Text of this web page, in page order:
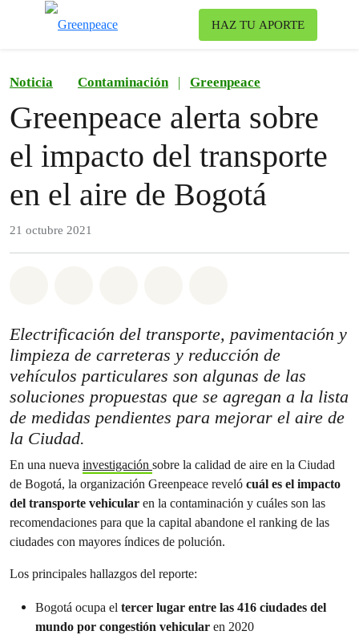
HAZ TU APORTE
Noticia Contaminación | Greenpeace
Greenpeace alerta sobre
el impacto del transporte
en el aire de Bogotá
21 octubre 2021
Electrificación del transporte, pavimentación y
limpieza de carreteras y reducción de
vehículos particulares son algunas de las
soluciones propuestas que se agregan a la lista
de medidas pendientes para mejorar el aire de
la Ciudad.
En una nueva investigación sobre la calidad de aire en la Ciudad
de Bogotá, la organización Greenpeace reveló cuál es el impacto
del transporte vehicular en la contaminación y cuáles son las
recomendaciones para que la capital abandone el ranking de las
ciudades con mayores índices de polución.
Los principales hallazgos del reporte:
Bogotá ocupa el tercer lugar entre las 416 ciudades del
mundo por congestión vehicular en 2020